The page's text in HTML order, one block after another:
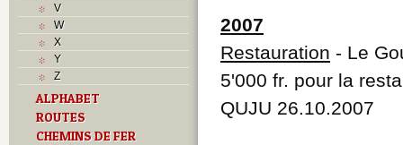
V
W
X
Y
Z
ALPHABET
ROUTES
CHEMINS DE FER
2007
Restauration - Le
5'000 fr. pour la
QUJU 26.10.2007